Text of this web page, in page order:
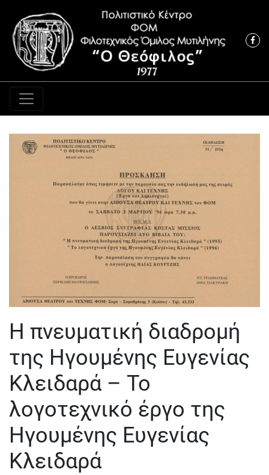
Κύρια πλοήγηση
Η πνευματική διαδρομή
της Ηγουμένης Ευγενίας
Κλειδαρά – Το
λογοτεχνικό έργο της
Ηγουμένης Ευγενίας
Κλειδαρά